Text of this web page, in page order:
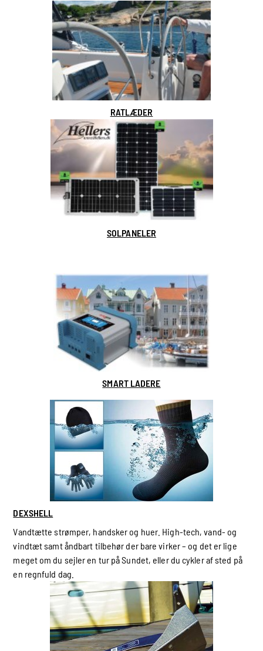
RATLÆDER
SOLPANELER
SMART LADERE
DEXSHELL
Vandtætte strømper, handsker og huer. High-tech, vand- og
vindtæt samt åndbart tilbehør der bare virker – og det er lige
meget om du sejler en tur på Sundet, eller du cykler af sted på
en regnfuld dag.